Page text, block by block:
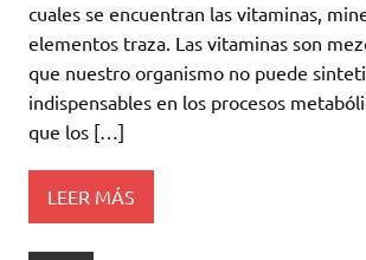
cuales se encuentran las vitaminas,
elementos traza. Las vitaminas son
que nuestro organismo no puede
indispensables en los procesos
que los […]
LEER MÁS